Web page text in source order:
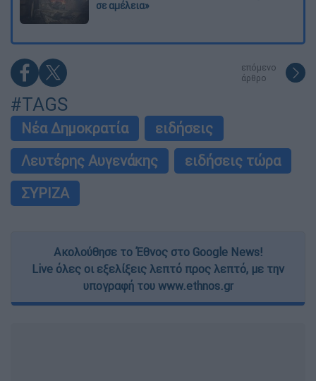
σε αμέλεια»
επόμενο
άρθρο
#TAGS
Νέα Δημοκρατία
ειδήσεις
Λευτέρης Αυγενάκης
ειδήσεις τώρα
ΣΥΡΙΖΑ
Ακολούθησε το Έθνος στο Google News!
Live όλες οι εξελίξεις λεπτό προς λεπτό, με την
υπογραφή του www.ethnos.gr